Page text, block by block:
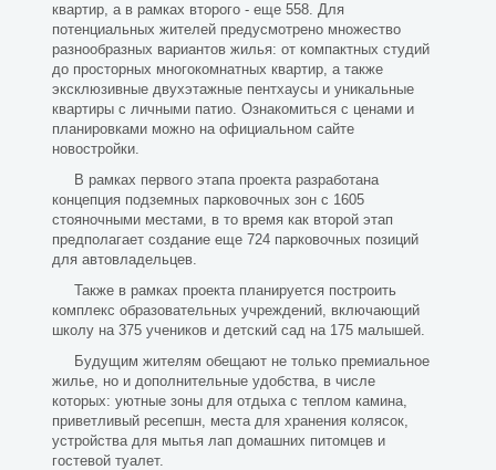
квартир, а в рамках второго - еще 558. Для
потенциальных жителей предусмотрено множество
разнообразных вариантов жилья: от компактных студий
до просторных многокомнатных квартир, а также
эксклюзивные двухэтажные пентхаусы и уникальные
квартиры с личными патио. Ознакомиться с ценами и
планировками можно на официальном сайте
новостройки.
В рамках первого этапа проекта разработана
концепция подземных парковочных зон с 1605
стояночными местами, в то время как второй этап
предполагает создание еще 724 парковочных позиций
для автовладельцев.
Также в рамках проекта планируется построить
комплекс образовательных учреждений, включающий
школу на 375 учеников и детский сад на 175 малышей.
Будущим жителям обещают не только премиальное
жилье, но и дополнительные удобства, в числе
которых: уютные зоны для отдыха с теплом камина,
приветливый ресепшн, места для хранения колясок,
устройства для мытья лап домашних питомцев и
гостевой туалет.